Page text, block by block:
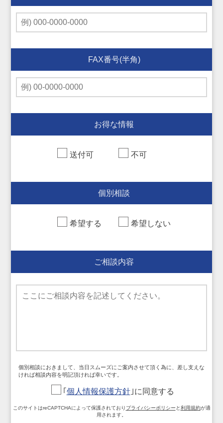
FAX番号(半角)
お得な情報
送付可 不可
個別相談
希望する 希望しない
ご相談内容
個別相談におきまして、当日スムーズにご案内させて頂く為に、差し支えな
ければ相談内容を明記頂ければ幸いです。
｢ 個人情報保護方針｣に同意する
このサイトはreCAPTCHAによって保護されており プライバシーポリシー と利用規約が適
用されます。